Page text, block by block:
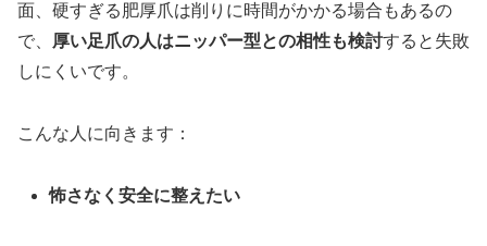
面、硬すぎる肥厚爪は削りに時間がかかる場合もあるの
で、
厚い足爪の人はニッパー型との相性も検討すると失敗
しにくいです。
こんな人に向きます：
怖さなく安全に整えたい